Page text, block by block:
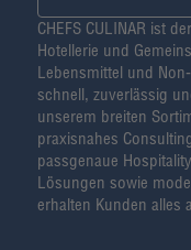
CHEFS CULINAR ist
Hotellerie und
Lebensmittel und
schnell, zuverlässig
unserem breiten
praxisnahes
passgenaue
Lösungen sowie
erhalten Kunden alles